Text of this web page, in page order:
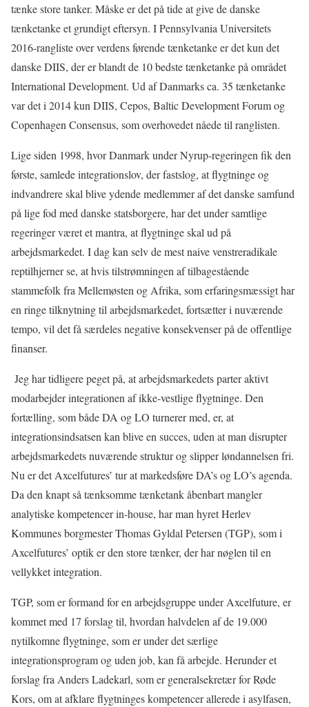
tænke store tanker. Måske er det på tide at give de danske
tænketanke et grundigt eftersyn. I Pennsylvania Universitets
2016-rangliste over verdens førende tænketanke er det kun det
danske DIIS, der er blandt de 10 bedste tænketanke på området
International Development. Ud af Danmarks ca. 35 tænketanke
var det i 2014 kun DIIS, Cepos, Baltic Development Forum og
Copenhagen Consensus, som overhovedet nåede til ranglisten.
Lige siden 1998, hvor Danmark under Nyrup-regeringen fik den
første, samlede integrationslov, der fastslog, at flygtninge og
indvandrere skal blive ydende medlemmer af det danske samfund
på lige fod med danske statsborgere, har det under samtlige
regeringer været et mantra, at flygtninge skal ud på
arbejdsmarkedet. I dag kan selv de mest naive venstreradikale
reptilhjerner se, at hvis tilstrømningen af tilbagestående
stammefolk fra Mellemøsten og Afrika, som erfaringsmæssigt har
en ringe tilknytning til arbejdsmarkedet, fortsætter i nuværende
tempo, vil det få særdeles negative konsekvenser på de offentlige
finanser.
Jeg har tidligere peget på, at arbejdsmarkedets parter aktivt
modarbejder integrationen af ikke-vestlige flygtninge. Den
fortælling, som både DA og LO turnerer med, er, at
integrationsindsatsen kan blive en succes, uden at man disrupter
arbejdsmarkedets nuværende struktur og slipper løndannelsen fri.
Nu er det Axcelfutures’ tur at markedsføre DA’s og LO’s agenda.
Da den knapt så tænksomme tænketank åbenbart mangler
analytiske kompetencer in-house, har man hyret Herlev
Kommunes borgmester Thomas Gyldal Petersen (TGP), som i
Axcelfutures’ optik er den store tænker, der har nøglen til en
vellykket integration.
TGP, som er formand for en arbejdsgruppe under Axcelfuture, er
kommet med 17 forslag til, hvordan halvdelen af de 19.000
nytilkomne flygtninge, som er under det særlige
integrationsprogram og uden job, kan få arbejde. Herunder et
forslag fra Anders Ladekarl, som er generalsekretær for Røde
Kors, om at afklare flygtninges kompetencer allerede i asylfasen,